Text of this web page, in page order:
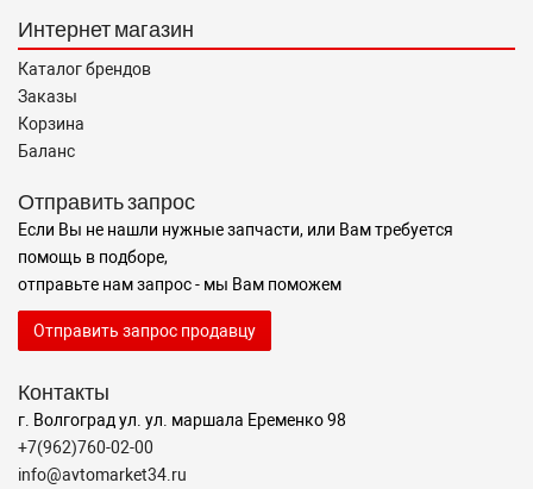
Интернет магазин
Каталог брендов
Заказы
Корзина
Баланс
Отправить запрос
Если Вы не нашли нужные запчасти, или Вам требуется
помощь в подборе,
отправьте нам запрос - мы Вам поможем
Отправить запрос продавцу
Контакты
г. Волгоград ул. ул. маршала Еременко 98
+7(962)760-02-00
info@avtomarket34.ru